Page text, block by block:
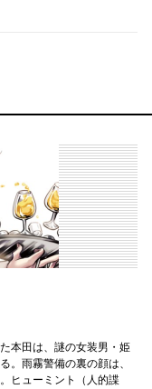
本田は、謎の女装男・姫
。雨霧警備の裏の顔は、
ヒューミント（人的諜